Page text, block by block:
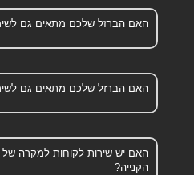
האם הברזל שלכם מתאים גם
האם הברזל שלכם מתאים גם
האם יש שירות לקוחות למקרה
הקנייה?